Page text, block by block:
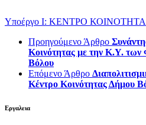
Υποέργο Ι: ΚΕΝΤΡΟ
Προηγούμενο Άρθρο
Κοινότητας με την Κ.Υ.
Βόλου
Επόμενο Άρθρο
Κέντρο Κοινότητας
Εργαλεια